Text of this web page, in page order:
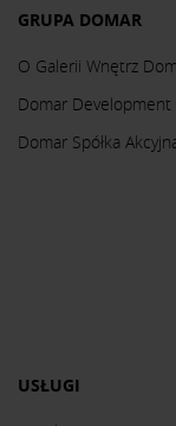
GRUPA DOMAR
O Galerii Wnętrz
Domar Development
Domar Spółka
USŁUGI